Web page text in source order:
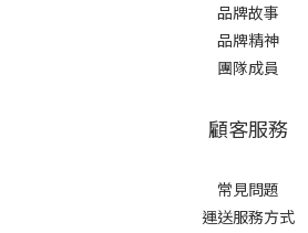
品牌故事
品牌精神
團隊成員
顧客服務
常見問題
運送服務方式